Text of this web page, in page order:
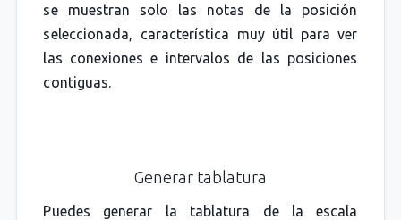
se muestran solo las notas de la posición
seleccionada, característica muy útil para ver
las conexiones e intervalos de las posiciones
contiguas.
Generar tablatura
Puedes generar la tablatura de la escala